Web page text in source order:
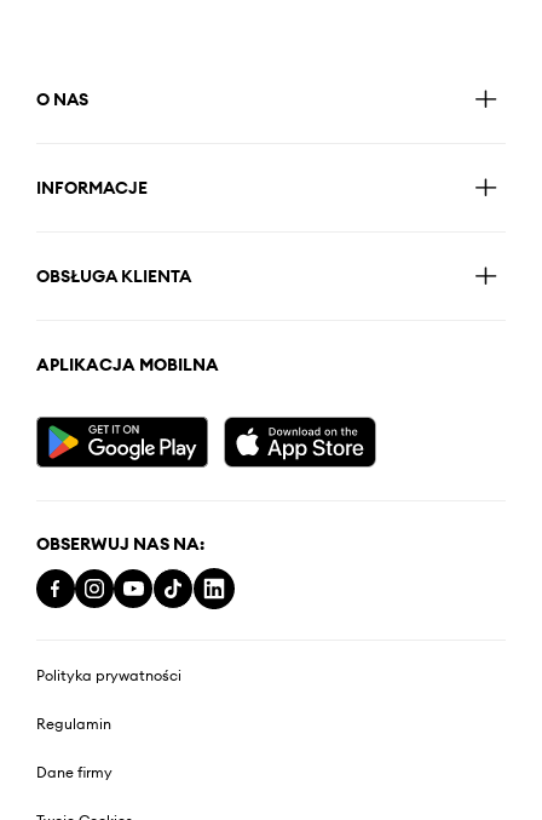
O NAS
INFORMACJE
OBSŁUGA KLIENTA
APLIKACJA MOBILNA
OBSERWUJ NAS NA:
Polityka prywatności
Regulamin
Dane firmy